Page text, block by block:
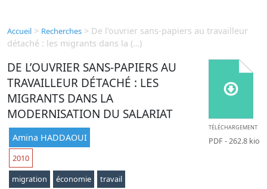
Accueil > Recherches > De l’ouvrier sans-papiers au travailleur
détaché : les migrants dans la (…)
TÉLÉCHARGEMENT
PDF- 262.8 kio
DE L’OUVRIER SANS-PAPIERS AU
TRAVAILLEUR DÉTACHÉ : LES
MIGRANTS DANS LA
MODERNISATION DU SALARIAT
Amina HADDAOUI
2010
migration
économie travail